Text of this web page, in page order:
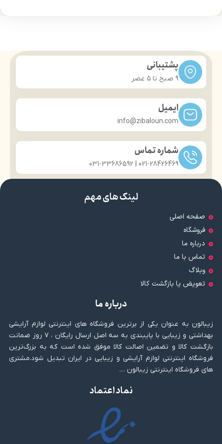
دارای مجوز سازمان غذا و دارو
پشتیبانی
9 صبح تا ۵ عصر
ایمیل
info@zibaloun.com
شماره تماس
021-28426469 | 031-33686592
لینک های مهم
صفحه اصلی
فروشگاه
درباره ما
تماس با ما
وبلاگ
تعویض یا بازگشت کالا
درباره ما
زیبالون به عنوان یکی از برترین فروشگاه های اینترنتی لوازم آرایشی
بهداشتی و زیبایی با پایبندی به سه اصل ارسال رایگان ، ۷ روز ضمانت
بازگشت کالا و تضمین اصالت کالا موفق شده است که به بزرگ‌ترین
فروشگاه اینترنتی لوازم آرایشی و زیبایی در ایران تبدیل شود.مشتری
های فروشگاه اینترنتی زیبالون …
نماد اعتماد